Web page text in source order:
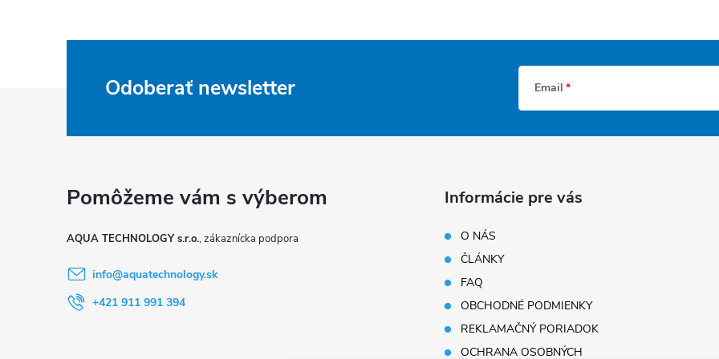
Odoberať newsletter Email
AQUA TECHNOLOGY s.r.o.
info@aquatechnology.sk
+421 911 991 394
Informácie pre vás
O NÁS
ČLÁNKY
FAQ
OBCHODNÉ PODMIENKY
REKLAMAČNÝ PORIADOK
OCHRANA OSOBNÝCH